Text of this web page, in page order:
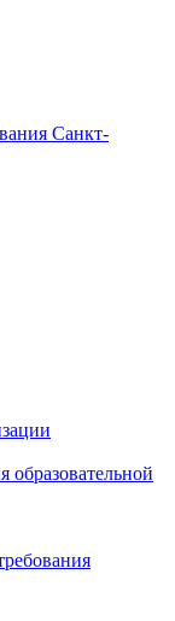
Санкт-
образовательной